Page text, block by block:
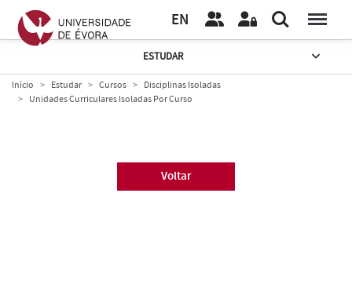
EN
ESTUDAR
Início Estudar Cursos
Disciplinas Isoladas
Unidades Curriculares Isoladas Por Curso
Voltar